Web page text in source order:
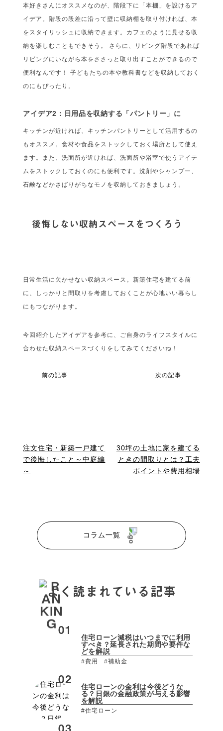
本好きさんにオススメなのが、階段下に「本棚」を設けるア
イデア。階段の段差に沿って壁に収納棚を取り付ければ、本
をスタイリッシュに収納できます。カフェのように見せる収
納を楽しむこともできそう。 さらに、リビング階段であれば
リビングにいながら本をささっと取り出すことができるので
便利なんです！ 子どもたちの本や教科書などを収納しておく
のにもぴったり。
アイデア2：日用品を収納する「パントリー」に
キッチンが近ければ、キッチンパントリーとして活用するの
もオススメ。食材や食品をストックしておく場所として使え
ます。また、洗面所が近ければ、洗面所や浴室で使うアイテ
ムをストックしておくのにも便利です。洗剤やシャンプー、
石鹸などかさばりがちなモノを収納しておきましょう。
後悔しない収納スペースをつくろう
日常生活に欠かせない収納スペース。新築住宅を建てる前
に、しっかりと間取りを考慮しておくことが心地いい暮らし
にもつながります。
今回紹介したアイデアを参考に、ご自身のライフスタイルに
合わせた収納スペースづくりをしてみてくださいね！
前の記事
注文住宅・新築一戸建て
で後悔したこと～中庭編
～
次の記事
30坪の土地に家を建てる
ときの間取りとは？工夫
ポイントや費用相場
コラム一覧
よく読まれている記事
住宅ローン減税はいつまでに利用
すべき？延長された期間や要件な
どを解説
#費用 #補助金
住宅ローンの金利は今後どうな
る？日銀の金融政策が与える影響
を解説
#住宅ローン